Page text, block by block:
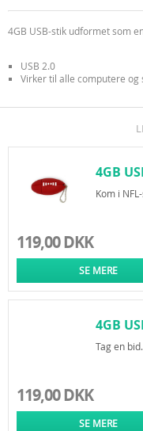
4GB USB-stik udformet som
USB 2.0
Virker til alle computere og
4GB
Kom i
119,00 DKK
SE MERE
4GB
Tag en
119,00 DKK
SE MERE